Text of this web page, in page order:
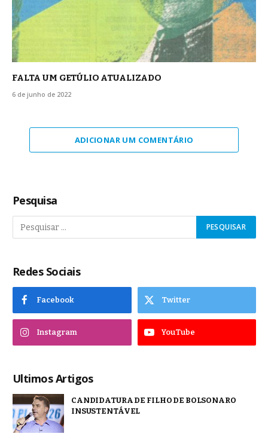
FALTA UM GETÚLIO ATUALIZADO
6 de junho de 2022
ADICIONAR UM COMENTÁRIO
Pesquisa
Redes Sociais
Facebook Twitter
Instagram YouTube
Ultimos Artigos
CANDIDATURA DE FILHO DE BOLSONARO
INSUSTENTÁVEL